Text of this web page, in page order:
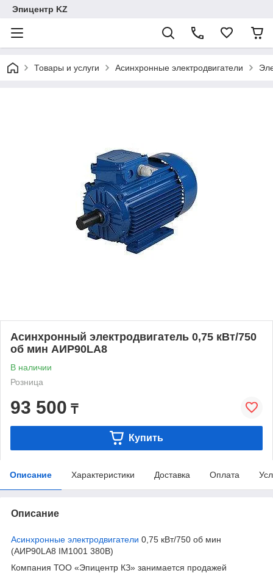
Эпицентр KZ
Товары и услуги Асинхронные электродвигатели
Асинхронный электродвигатель 0,75 кВт/750
об мин АИР90LA8
В наличии
Розница
93 500 ₸
Купить
Описание Характеристики Доставка Оплата
Описание
Асинхронные электродвигатели 0,75 кВт/750 об мин
(АИР90LA8 IM1001 380В)
Компания ТОО «Эпицентр КЗ» занимается продажей